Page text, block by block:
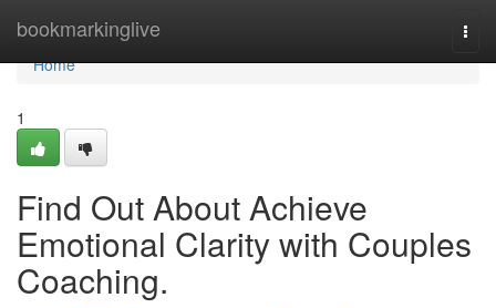
bookmarkinglive
Home
Home
1
Find Out About Achieve
Emotional Clarity with Couples
Coaching.